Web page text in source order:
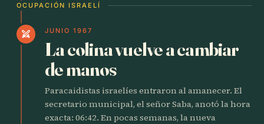
OCUPACIÓN ISRAELÍ
swords JUNIO 1967
La colina vuelve a cambiar
de manos
Paracaidistas israelíes entraron al amanecer. El
secretario municipal, el señor Saba, anotó la hora
exacta: 06:42. En pocas semanas, la nueva